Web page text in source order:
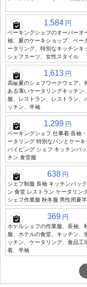
1,584 円
ベーキングシェフのオーバーオ
袖、夏のケーキショップ、ベー
ータリング、特別なキッチンキ
シェフスーツ、女性スタイル
1,613 円
高級夏のシェフワークウェア、
ある薄いケータリングキッチン
服、レストラン、レストラン、
ッチン、半袖
1,299 円
ベーキングシェフ 仕事着 長袖
ータリング 特別なパンとケーキ
パイピング シェフ キッチンバ
チン 食堂服
638 円
シェフ制服 長袖 キッチンバッ
ン 食堂 レストラン ケータリン
シェフ作業服 秋冬服 男性用夏
369 円
ホテルシェフの作業服、長袖、
服、ホテルの食堂、キッチン、
ッチン、ケータリング、食品工
着、半袖